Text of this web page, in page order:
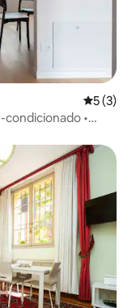
5 de
5 (3)
condicionado •